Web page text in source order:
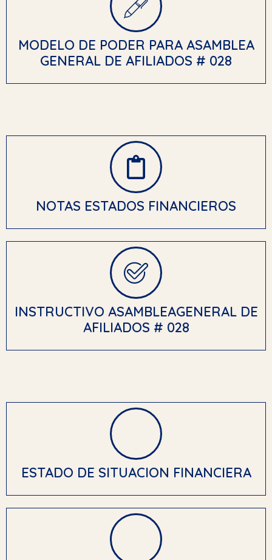
MODELO DE PODER PARA ASAMBLEA
GENERAL DE AFILIADOS # 028
NOTAS ESTADOS FINANCIEROS
INSTRUCTIVO ASAMBLEAGENERAL DE
AFILIADOS # 028
ESTADO DE SITUACION FINANCIERA